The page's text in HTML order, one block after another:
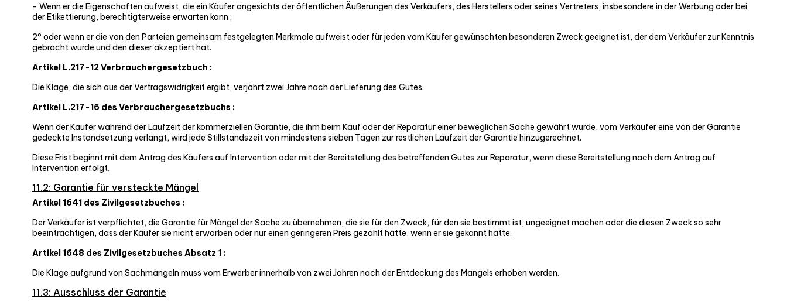
- Wenn er die Eigenschaften aufweist, die ein Käufer angesichts der öffentlichen Äußerungen des Verkäufers, des Herstellers oder seines Vertreters, insbesondere in der Werbung oder bei
der Etikettierung, berechtigterweise erwarten kann ;
2° oder wenn er die von den Parteien gemeinsam festgelegten Merkmale aufweist oder für jeden vom Käufer gewünschten besonderen Zweck geeignet ist, der dem Verkäufer zur Kenntnis
gebracht wurde und den dieser akzeptiert hat.
Artikel L.217-12 Verbrauchergesetzbuch :
Die Klage, die sich aus der Vertragswidrigkeit ergibt, verjährt zwei Jahre nach der Lieferung des Gutes.
Artikel L.217-16 des Verbrauchergesetzbuchs :
Wenn der Käufer während der Laufzeit der kommerziellen Garantie, die ihm beim Kauf oder der Reparatur einer beweglichen Sache gewährt wurde, vom Verkäufer eine von der Garantie
gedeckte Instandsetzung verlangt, wird jede Stillstandszeit von mindestens sieben Tagen zur restlichen Laufzeit der Garantie hinzugerechnet.
Diese Frist beginnt mit dem Antrag des Käufers auf Intervention oder mit der Bereitstellung des betreffenden Gutes zur Reparatur, wenn diese Bereitstellung nach dem Antrag auf
Intervention erfolgt.
11.2: Garantie für versteckte Mängel
Artikel 1641 des Zivilgesetzbuches :
Der Verkäufer ist verpflichtet, die Garantie für Mängel der Sache zu übernehmen, die sie für den Zweck, für den sie bestimmt ist, ungeeignet machen oder die diesen Zweck so sehr
beeinträchtigen, dass der Käufer sie nicht erworben oder nur einen geringeren Preis gezahlt hätte, wenn er sie gekannt hätte.
Artikel 1648 des Zivilgesetzbuches Absatz 1 :
Die Klage aufgrund von Sachmängeln muss vom Erwerber innerhalb von zwei Jahren nach der Entdeckung des Mangels erhoben werden.
11.3: Ausschluss der Garantie